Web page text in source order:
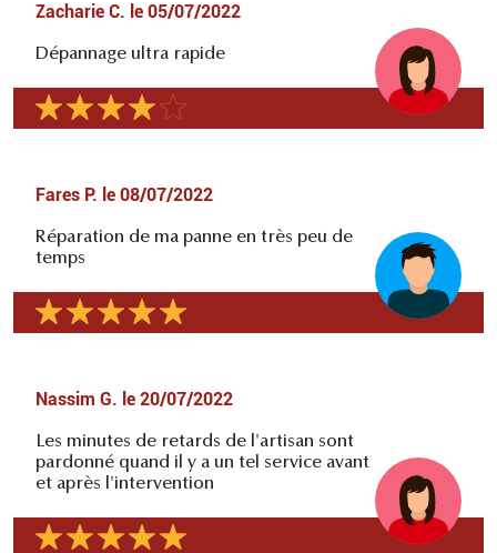
Zacharie C. le 05/07/2022
Dépannage ultra rapide
Fares P. le 08/07/2022
Réparation de ma panne en très peu de
temps
Nassim G. le 20/07/2022
Les minutes de retards de l'artisan sont
pardonné quand il y a un tel service avant
et après l'intervention